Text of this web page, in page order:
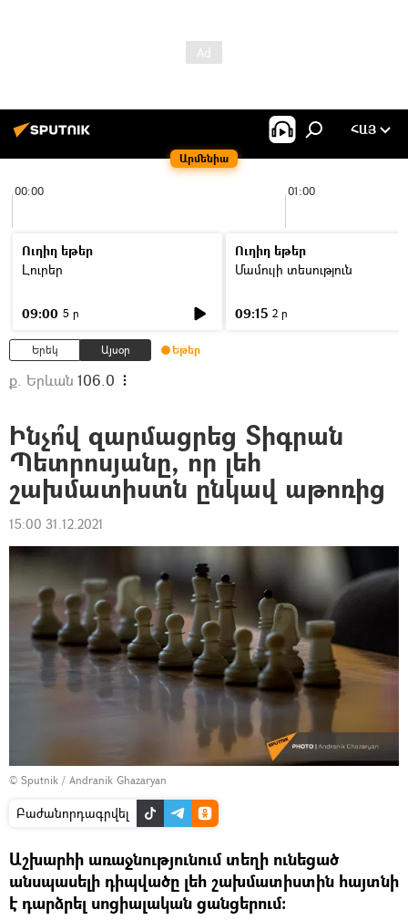
Արմենիա
ՀԱՅ
00:00 01:00
Ուղիղ եթեր
Լուրեր
09:00 5 ր
Ուղիղ եթեր
Մամուլի տեսություն
09:15 2 ր
Երեկ Այսօր Եթեր
ք. Երևան 106.0
Ինչո՞վ զարմացրեց Տիգրան
Պետրոսյանը, որ լեհ
շախմատիստն ընկավ աթոռից
15:00 31.12.2021
© Sputnik / Andranik Ghazaryan
Բաժանորդագրվել
Աշխարհի առաջնությունում տեղի ունեցած
անսպասելի դիպվածը լեհ շախմատիստին հայտնի
է դարձրել սոցիալական ցանցերում։